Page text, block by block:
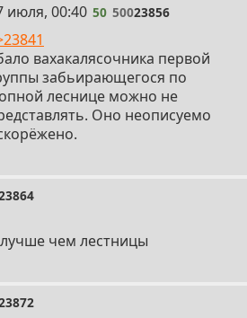
июля, 00:40 50 50023856
вахакалясочника первой
забьирающегося по
леснице можно не
Оно неописуемо
чем лестницы